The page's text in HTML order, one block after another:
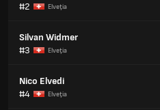
#2
Elveţia
Silvan Widmer
#3
Elveţia
Nico Elvedi
#4
Elveţia